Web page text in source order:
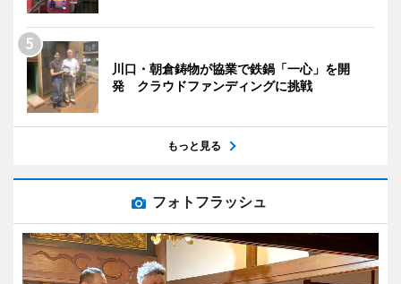
川口・朝倉鋳物が協業で鉄鍋「一心」を開
発 クラウドファンディングに挑戦
もっと見る
フォトフラッシュ